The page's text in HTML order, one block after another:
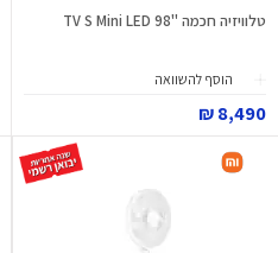
טלוויזיה חכמה "98 TV S Mini LED
הוסף להשוואה
8,490 ₪